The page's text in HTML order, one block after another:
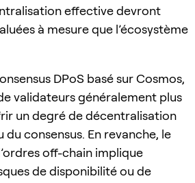
effective devront
à mesure que l’écosystème
DPoS basé sur Cosmos,
validateurs généralement plus
un degré de décentralisation
du consensus. En revanche, le
off-chain implique
de disponibilité ou de